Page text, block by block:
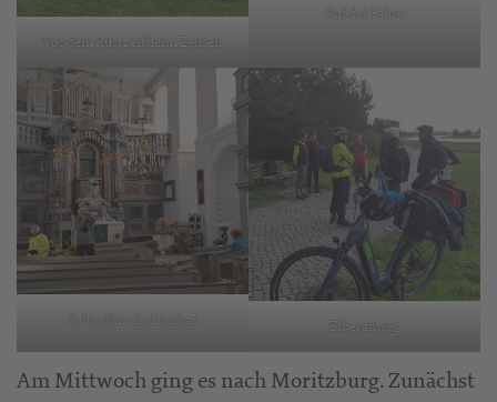
Vor dem Rüstzeitheim Zehren
Auf der Fähre
Schloßkirche Diesbar Elberadweg
Am Mittwoch ging es nach Moritzburg. Zunächst